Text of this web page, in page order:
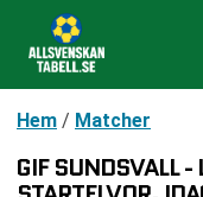
Hem / Matcher
GIF SUNDSVALL